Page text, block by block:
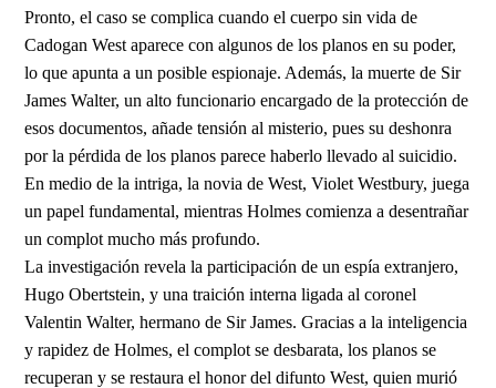
Pronto, el caso se complica cuando el cuerpo sin vida de
Cadogan West aparece con algunos de los planos en su poder,
lo que apunta a un posible espionaje. Además, la muerte de Sir
James Walter, un alto funcionario encargado de la protección de
esos documentos, añade tensión al misterio, pues su deshonra
por la pérdida de los planos parece haberlo llevado al suicidio.
En medio de la intriga, la novia de West, Violet Westbury, juega
un papel fundamental, mientras Holmes comienza a desentrañar
un complot mucho más profundo.
La investigación revela la participación de un espía extranjero,
Hugo Obertstein, y una traición interna ligada al coronel
Valentin Walter, hermano de Sir James. Gracias a la inteligencia
y rapidez de Holmes, el complot se desbarata, los planos se
recuperan y se restaura el honor del difunto West, quien murió